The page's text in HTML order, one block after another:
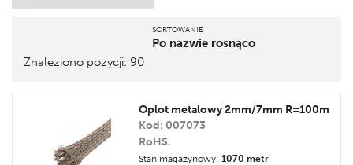
SORTOWANIE
Po nazwie rosnąco
Cena
Promocja
Znaleziono pozycji: 90
Oplot metalowy 2mm/7mm R=100m
Kod: 007073
RoHS.
Stan magazynowy: 1070 metr